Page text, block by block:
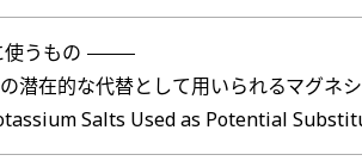
うもの
潜在的な代替として用いられるマグ
Salts Used as Potential